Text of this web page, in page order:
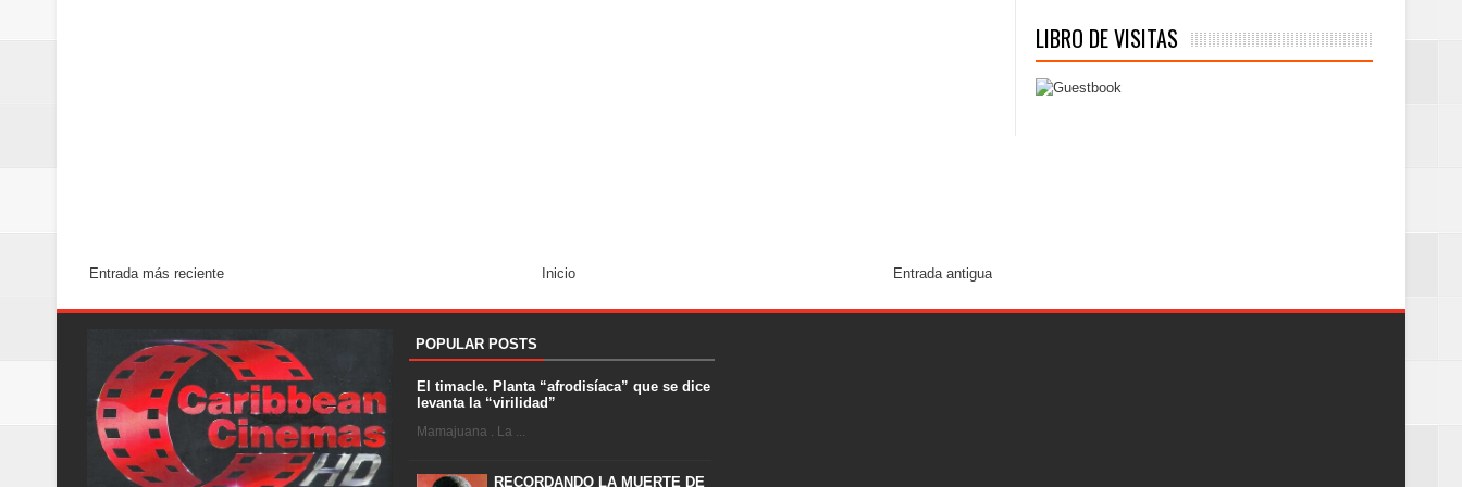
Entrada más reciente Entrada antigua
Inicio
LIBRO DE VISITAS
POPULAR POSTS
El timacle. Planta “afrodisíaca” que se dice
levanta la “virilidad”
Mamajuana . La ...
RECORDANDO LA MUERTE DE